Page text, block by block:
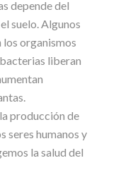
dependedel
el suelo.Algunos
los organismos
bacterias liberan
la producción de
seres humanos y
la salud del